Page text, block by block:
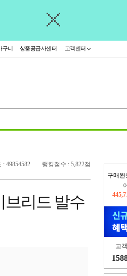
구니 상품공급사센터 고객센터
구매완
오
고
: 49854582 랭킹점수 : 5,822점
브리드 발수